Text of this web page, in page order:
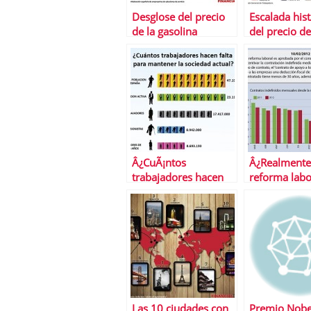
Desglose del precio
de la gasolina
Escalada
del precio
transporte
en Madrid
Â¿CuÃ¡ntos
trabajadores hacen
falta para mantener
la sociedad actual?
reforma
contrataciÃ³n
indefinida?